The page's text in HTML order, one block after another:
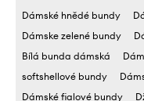
Dámské hnědé bundy
Dámske zelené bundy
Bílá bunda dámská
softshellové bundy
Dámské fialové bundy